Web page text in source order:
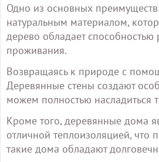
Одно из основных преимуществ
натуральным материалом,
дерево обладает
проживания.
Возвращаясь к природе с
Деревянные стены создают
можем полностью
Кроме того, деревянные дома
отличной теплоизоляцией, что
такие дома обладают